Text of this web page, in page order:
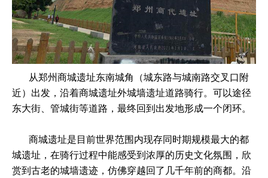
从郑州商城遗址东南城角（城东路与城南路交叉口附
近）出发，沿着商城遗址外城墙遗址道路骑行。可以途径
东大街、管城街等道路，最终回到出发地形成一个闭环。
商城遗址是目前世界范围内现存同时期规模最大的都
城遗址，在骑行过程中能感受到浓厚的历史文化氛围，欣
赏到古老的城墙遗迹，仿佛穿越回了几千年前的商都。沿